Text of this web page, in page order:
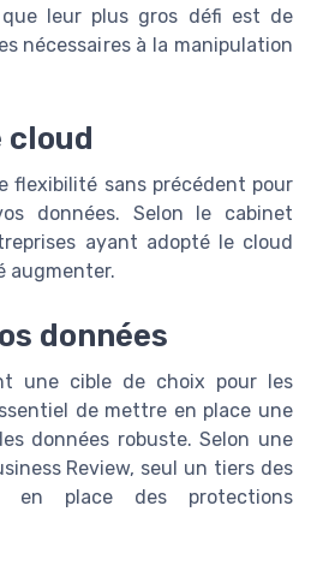
leur plus gros défi est de
nécessaires à la manipulation
cloud
flexibilité sans précédent pour
données. Selon le cabinet
ayant adopté le cloud
augmenter.
données
une cible de choix pour les
de mettre en place une
données robuste. Selon une
Review, seul un tiers des
en place des protections